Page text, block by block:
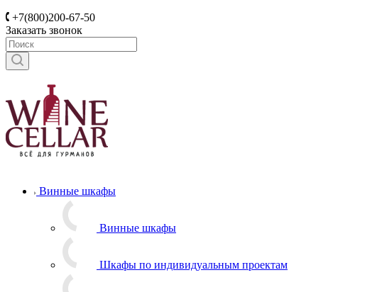
+7(800)200-67-50
Заказать звонок
Винные шкафы
Винные шкафы
Шкафы по индивидуальным проектам